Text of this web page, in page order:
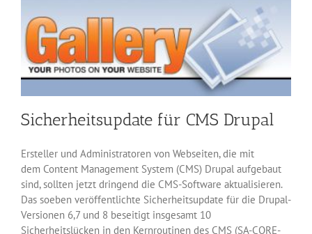
Sicherheitsupdate für CMS Drupal
Ersteller und Administratoren von Webseiten, die mit
dem Content Management System (CMS) Drupal aufgebaut
sind, sollten jetzt dringend die CMS-Software aktualisieren.
Das soeben veröffentlichte Sicherheitsupdate für die Drupal-
Versionen 6,7 und 8 beseitigt insgesamt 10
Sicherheitslücken in den Kernroutinen des CMS (SA-CORE-